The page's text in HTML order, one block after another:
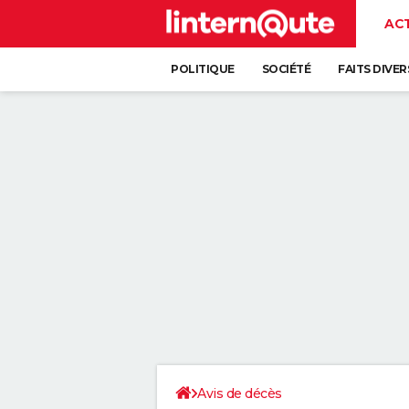
POLITIQUE SOCIÉTÉ FAITS
Avis de décès